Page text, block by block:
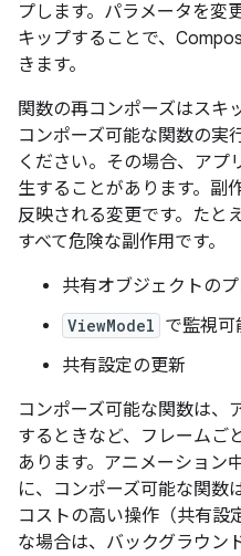
プします。パラメータを変
キップすることで、
きます。
関数の再コンポーズはスキ
コンポーズ可能な関数の実
ください。その場合、アプ
生することがあります。副
反映される変更です。たと
すべて危険な副作用です。
共有オブジェクトの
ViewModel で監視可
共有設定の更新
コンポーズ可能な関数は、
するときなど、フレームご
あります。アニメーション
に、コンポーズ可能な関数
コストの高い操作（共有設
な場合は、バックグラウン